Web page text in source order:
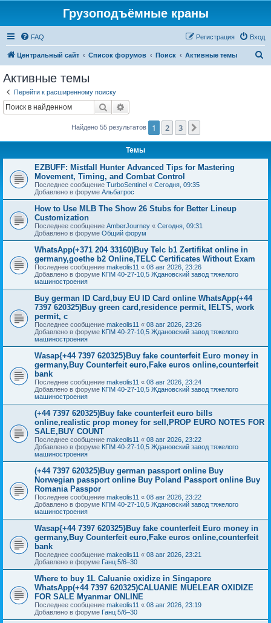
Грузоподъёмные краны
FAQ Вход
Регистрация
Центральный сайт Список форумов Поиск Активные темы
Активные темы
Перейти к расширенному поиску
Поиск
Найдено 55 результатов 1 2 3
Темы
EZBUFF: Mistfall Hunter Advanced Tips for Mastering
Movement, Timing, and Combat Control
Последнее сообщение TurboSentinel « Сегодня, 09:35
Добавлено в форуме Альбатрос
How to Use MLB The Show 26 Stubs for Better Lineup
Customization
Последнее сообщение AmberJourney « Сегодня, 09:31
Добавлено в форуме Общий форум
WhatsApp(+371 204 33160)Buy Telc b1 Zertifikat online in
germany,goethe b2 Online,TELC Certificates Without Exam
Последнее сообщение makeolis11 « 08 авг 2026, 23:26
Добавлено в форуме КПМ 40-27-10,5 Ждановский завод тяжелого
машиностроения
Buy german ID Card,buy EU ID Card online WhatsApp(+44
7397 620325)Buy green card,residence permit, IELTS, work
permit, c
Последнее сообщение makeolis11 « 08 авг 2026, 23:26
Добавлено в форуме КПМ 40-27-10,5 Ждановский завод тяжелого
машиностроения
Wasap{+44 7397 620325}Buy fake counterfeit Euro money in
germany,Buy Counterfeit euro,Fake euros online,counterfeit
bank
Последнее сообщение makeolis11 « 08 авг 2026, 23:24
Добавлено в форуме КПМ 40-27-10,5 Ждановский завод тяжелого
машиностроения
(+44 7397 620325)Buy fake counterfeit euro bills
online,realistic prop money for sell,PROP EURO NOTES FOR
SALE,BUY COUNT
Последнее сообщение makeolis11 « 08 авг 2026, 23:22
Добавлено в форуме КПМ 40-27-10,5 Ждановский завод тяжелого
машиностроения
(+44 7397 620325)Buy german passport online Buy
Norwegian passport online Buy Poland Passport online Buy
Romania Passpor
Последнее сообщение makeolis11 « 08 авг 2026, 23:22
Добавлено в форуме КПМ 40-27-10,5 Ждановский завод тяжелого
машиностроения
Wasap{+44 7397 620325}Buy fake counterfeit Euro money in
germany,Buy Counterfeit euro,Fake euros online,counterfeit
bank
Последнее сообщение makeolis11 « 08 авг 2026, 23:21
Добавлено в форуме Ганц 5/6–30
Where to buy 1L Caluanie oxidize in Singapore
WhatsApp(+44 7397 620325)CALUANIE MUELEAR OXIDIZE
FOR SALE Myanmar ONLINE
Последнее сообщение makeolis11 « 08 авг 2026, 23:19
Добавлено в форуме Ганц 5/6–30